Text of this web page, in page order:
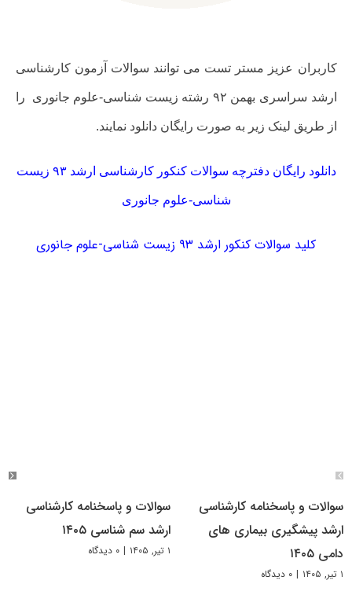
کاربران عزیز مستر تست می توانند سوالات آزمون کارشناسی
ارشد سراسری بهمن ۹۲ رشته زیست شناسی-علوم جانوری را
از طریق لینک زیر به صورت رایگان دانلود نمایند.
دانلود رایگان دفترچه سوالات کنکور کارشناسی ارشد ۹۳ زیست
شناسی-علوم جانوری
کلید سوالات کنکور ارشد ۹۳ زیست شناسی-علوم جانوری
سوالات و پاسخنامه کارشناسی
ارشد پیشگیری بیماری های
دامی ۱۴۰۵
۱ تیر, ۱۴۰۵ | ۰ دیدگاه
سوالات و پاسخنامه کارشناسی
ارشد سم شناسی ۱۴۰۵
۱ تیر, ۱۴۰۵ | ۰ دیدگاه